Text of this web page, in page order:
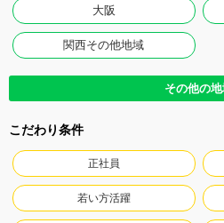
大阪
関西その他地域
その他の
こだわり条件
正社員
若い方活躍